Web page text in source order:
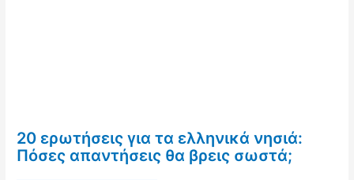
20 ερωτήσεις για τα ελληνικά νησιά:
Πόσες απαντήσεις θα βρεις σωστά;